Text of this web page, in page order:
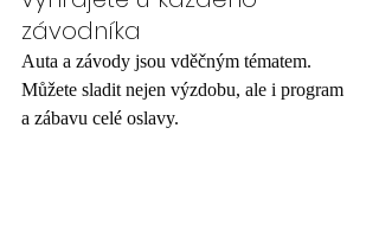
závodníka
Auta a závody jsou vděčným tématem.
Můžete sladit nejen výzdobu, ale i program
a zábavu celé oslavy.